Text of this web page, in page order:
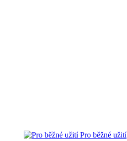
Pro běžné užití